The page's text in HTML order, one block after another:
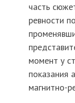
часть
ревности
момент у
показания
магнитно-